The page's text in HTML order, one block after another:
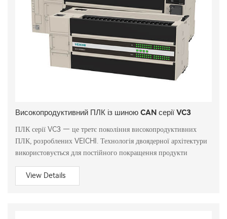
Високопродуктивний ПЛК із шиною CAN серії VC3
ПЛК серії VC3 — це третє покоління високопродуктивних
ПЛК, розроблених VEICHI. Технологія двоядерної архітектури
використовується для постійного покращення продукти
View Details